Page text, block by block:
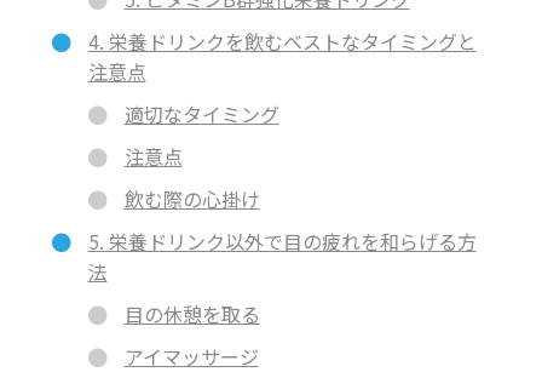
4. 栄養ドリンクを飲むベストなタイミングと
注意点
適切なタイミング
注意点
飲む際の心掛け
5. 栄養ドリンク以外で目の疲れを和らげる方
法
目の休憩を取る
アイマッサージ